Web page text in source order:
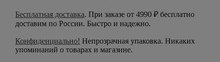
Бесплатная доставка. При заказе от 4990 ₽ бесплатно
доставим по России. Быстро и надежно.
Конфиденциально! Непрозрачная упаковка. Никаких
упоминаний о товарах и магазине.